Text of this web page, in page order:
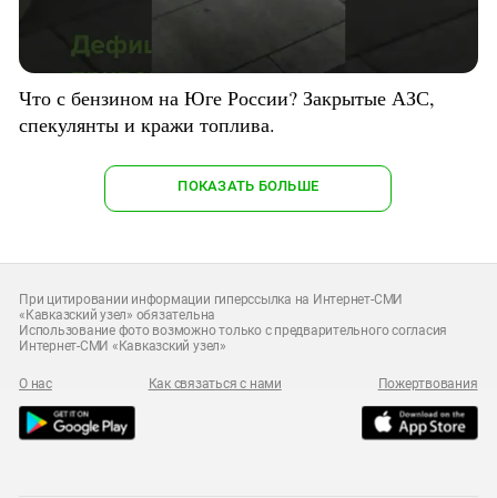
Что с бензином на Юге России? Закрытые АЗС,
спекулянты и кражи топлива.
ПОКАЗАТЬ БОЛЬШЕ
При цитировании информации гиперссылка на Интернет-СМИ
«Кавказский узел» обязательна
Использование фото возможно только с предварительного согласия
Интернет-СМИ «Кавказский узел»
О нас Как связаться с нами Пожертвования